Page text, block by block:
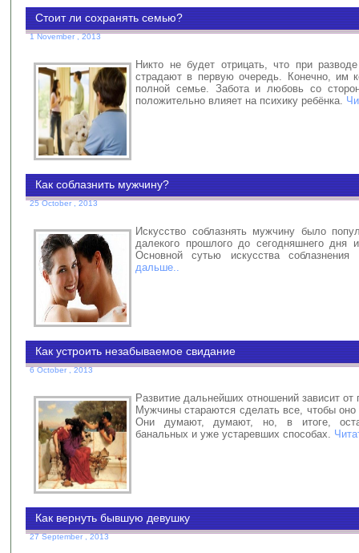
Стоит ли сохранять семью?
1 November , 2013
Никто не будет отрицать, что при
страдают в первую очередь. Конечно, им
полной семье. Забота и любовь со
положительно влияет на психику ребёнка.
Как соблазнить мужчину?
25 October , 2013
Искусство соблазнять мужчину было
далекого прошлого до сегодняшнего дня
Основной сутью искусства
дальше..
Как устроить незабываемое свидание
6 October , 2013
Развитие дальнейших отношений зависит от
Мужчины стараются сделать все, чтобы
Они думают, думают, но, в итоге,
банальных и уже устаревших способах.
Как вернуть бывшую девушку
27 September , 2013